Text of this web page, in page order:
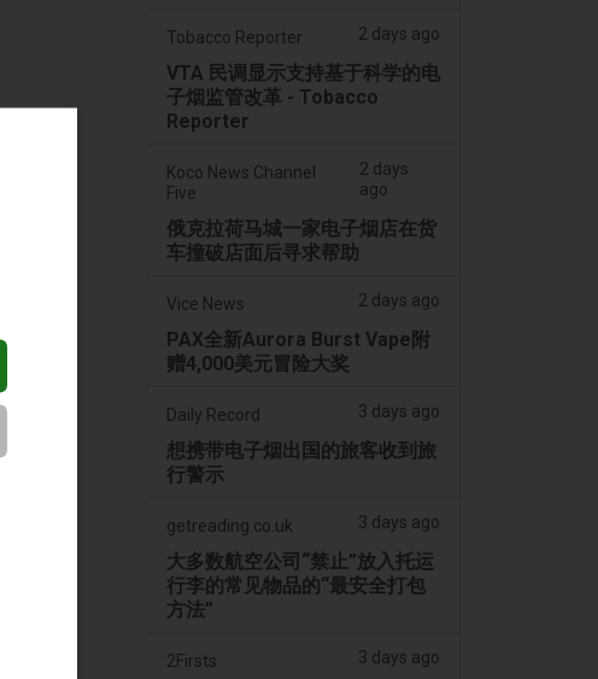
Tobacco Reporter 2 days ago
VTA 民调显示支持基于科学的电
子烟监管改革 - Tobacco
Reporter
Koco News Channel
Five
2 days
ago
俄克拉荷马城一家电子烟店在货
车撞破店面后寻求帮助
Vice News 2 days ago
PAX全新Aurora Burst Vape附
赠4,000美元冒险大奖
Daily Record 3 days ago
想携带电子烟出国的旅客收到旅
行警示
getreading.co.uk 3 days ago
大多数航空公司“禁止”放入托运
行李的常见物品的“最安全打包
方法”
2Firsts 3 days ago